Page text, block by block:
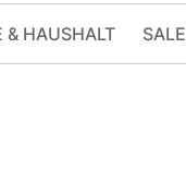
& HAUSHALT SALE